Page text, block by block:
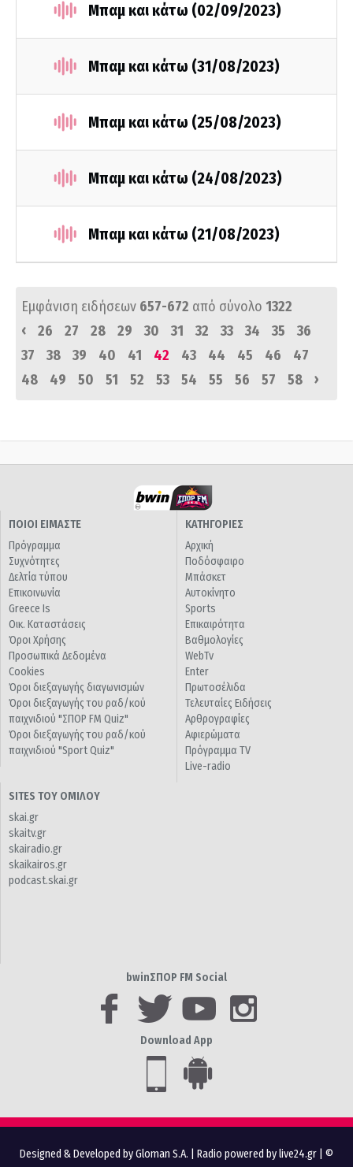
Μπαμ και κάτω (02/09/2023)
Μπαμ και κάτω (31/08/2023)
Μπαμ και κάτω (25/08/2023)
Μπαμ και κάτω (24/08/2023)
Μπαμ και κάτω (21/08/2023)
Εμφάνιση ειδήσεων 657-672 από σύνολο 1322
‹
26 27 28 29 30 31 32 33 34 35
36
37
38 39 40 41 42 43 44 45 46
47
48
49 50 51 52 53 54 55 56 57 58 ›
ΠΟΙΟΙ ΕΙΜΑΣΤΕ
Πρόγραμμα
Συχνότητες
Δελτία τύπου
Επικοινωνία
Greece Is
Οικ. Καταστάσεις
Όροι Χρήσης
Προσωπικά Δεδομένα
Cookies
Όροι διεξαγωγής διαγωνισμών
Όροι διεξαγωγής του ραδ/κού
παιχνιδιού "ΣΠΟΡ FM Quiz"
Όροι διεξαγωγής του ραδ/κού
παιχνιδιού "Sport Quiz"
ΚΑΤΗΓΟΡΙΕΣ
Αρχική
Ποδόσφαιρο
Μπάσκετ
Αυτοκίνητο
Sports
Επικαιρότητα
Βαθμολογίες
WebTv
Enter
Πρωτοσέλιδα
Τελευταίες Ειδήσεις
Αρθρογραφίες
Αφιερώματα
Πρόγραμμα TV
Live-radio
SITES ΤΟΥ ΟΜΙΛΟΥ
skai.gr
skaitv.gr
skairadio.gr
skaikairos.gr
podcast.skai.gr
bwinΣΠΟΡ FM Social
Download App
Designed & Developed by Gloman S.A. Radio powered by live24.gr | ©